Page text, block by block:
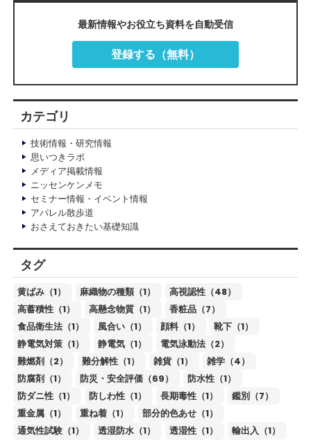
最新情報やお役立ち資料を自動受信
登録する（無料）
カテゴリ
技術情報・研究情報
思いつきラボ
メディア掲載情報
ニッセンケンメモ
セミナー情報・イベント情報
アパレル散歩道
おさえておきたい基礎知識
タグ
黄ばみ（1） 麻織物の種類（1）
高視認性（48）
高蓄積性（1）
高懸念物質（1）
香粧品（7）
食品衛生法（1）
風合い（1） 顔料（1）
靴下（1）
静電気対策（1）
静電気（1）
電気泳動法（2）
難燃剤（2）
難分解性（1） 雑貨（1）
雑学（4）
防腐剤（1）
防災・安全評価（69）
防水性（1）
防ダニ性（1）
防しわ性（1） 長期毒性（1）
鑑別（7）
重金属（1）
重ね着（1）
部分的色あせ（1）
通気性試験（1）
透湿防水（1） 透湿性（1）
輸出入（1）